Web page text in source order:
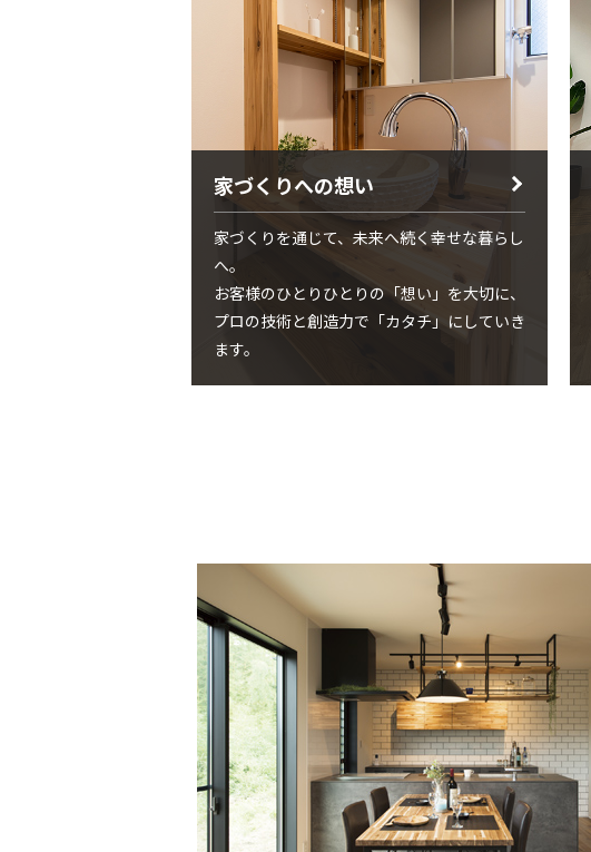
家づくりへの想い
家づくりを通じて、未来へ続く幸せな暮らし
へ。
お客様のひとりひとりの「想い」を大切に、
プロの技術と創造力で「カタチ」にしていき
ます。